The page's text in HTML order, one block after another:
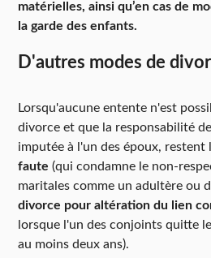
matérielles, ainsi qu’en cas de
la garde des enfants.
D'autres modes de
Lorsqu'aucune entente n'est
divorce et que la responsabilité
imputée à l'un des époux, restent
faute (qui condamne le non-
maritales comme un adultère ou
divorce pour altération du lien
lorsque l'un des conjoints quitte
au moins deux ans).